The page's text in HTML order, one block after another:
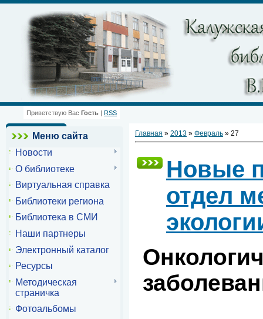
Приветствую Вас Гость | RSS
Меню сайта
Новости
О библиотеке
Виртуальная справка
Библиотеки региона
Библиотека в СМИ
Наши партнеры
Электронный каталог
Ресурсы
Методическая
страничка
Фотоальбомы
Главная » 2013 » Февраль » 27
Новые
отдел